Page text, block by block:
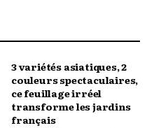
3 variétés asiatiques, 2
couleurs spectaculaires,
ce feuillage irréel
transforme les jardins
français